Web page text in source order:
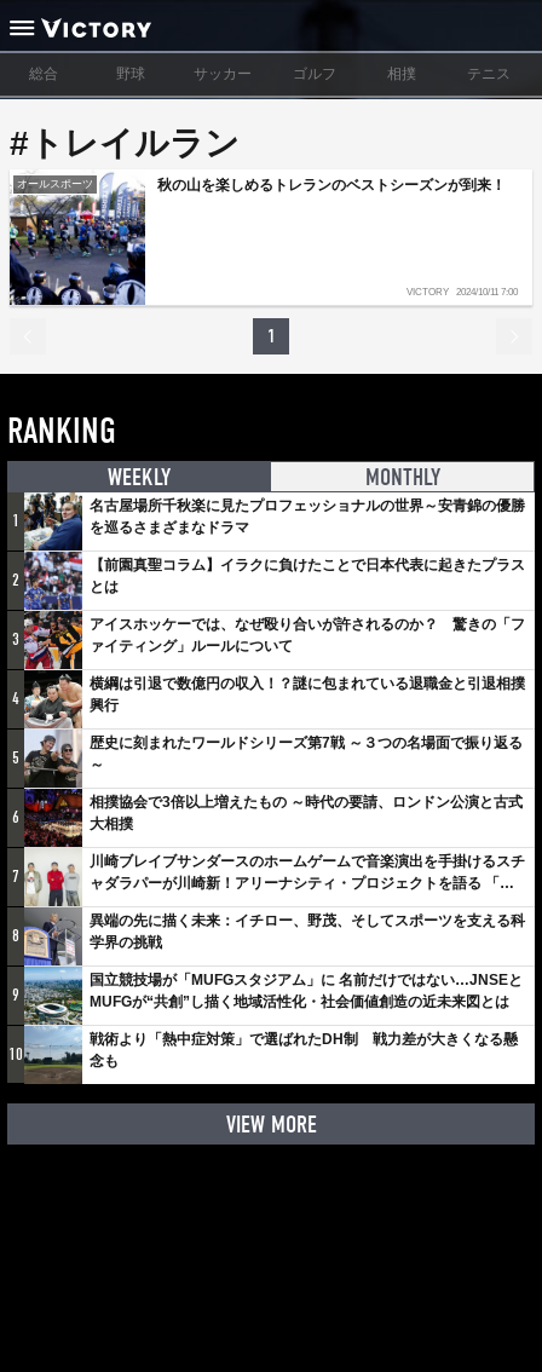
総合 野球 サッカー ゴルフ 相撲 テニス
#トレイルラン
オールスポーツ 秋の山を楽しめるトレランのベストシーズンが到来！
VICTORY 2024/10/11 7:00
1
RANKING
WEEKLY MONTHLY
1
名古屋場所千秋楽に見たプロフェッショナルの世界～安青錦の優勝
を巡るさまざまなドラマ
2
【前園真聖コラム】イラクに負けたことで日本代表に起きたプラス
とは
3
アイスホッケーでは、なぜ殴り合いが許されるのか？ 驚きの「フ
ァイティング」ルールについて
4
横綱は引退で数億円の収入！？謎に包まれている退職金と引退相撲
興行
5
歴史に刻まれたワールドシリーズ第7戦 ～３つの名場面で振り返る
～
6
相撲協会で3倍以上増えたもの ～時代の要請、ロンドン公演と古式
大相撲
7
川崎ブレイブサンダースのホームゲームで音楽演出を手掛けるスチ
ャダラパーが川崎新！アリーナシティ・プロジェクトを語る 「楽
しみでしかないでしょ。川崎は、ずっと成長曲線だから」
8
異端の先に描く未来：イチロー、野茂、そしてスポーツを支える科
学界の挑戦
9
国立競技場が「MUFGスタジアム」に 名前だけではない…JNSEと
MUFGが“共創”し描く地域活性化・社会価値創造の近未来図とは
10
戦術より「熱中症対策」で選ばれたDH制 戦力差が大きくなる懸
念も
VIEW MORE